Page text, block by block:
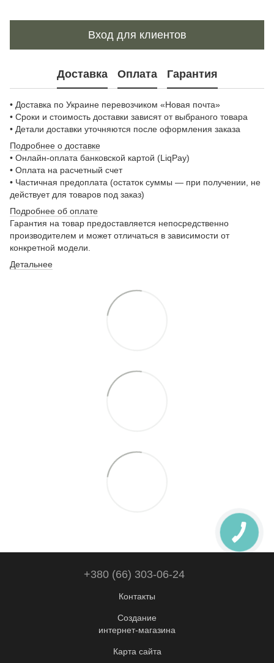
Вход для клиентов
Доставка Оплата Гарантия
• Доставка по Украине перевозчиком «Новая почта»
• Сроки и стоимость доставки зависят от выбраного товара
• Детали доставки уточняются после оформления заказа
Подробнее о доставке
• Онлайн-оплата банковской картой (LiqPay)
• Оплата на расчетный счет
• Частичная предоплата (остаток суммы — при получении, не
действует для товаров под заказ)
Подробнее об оплате
Гарантия на товар предоставляется непосредственно
производителем и может отличаться в зависимости от
конкретной модели.
Детальнее
+380 (66) 303-06-24
Контакты
Создание
интернет-магазина
Карта сайта